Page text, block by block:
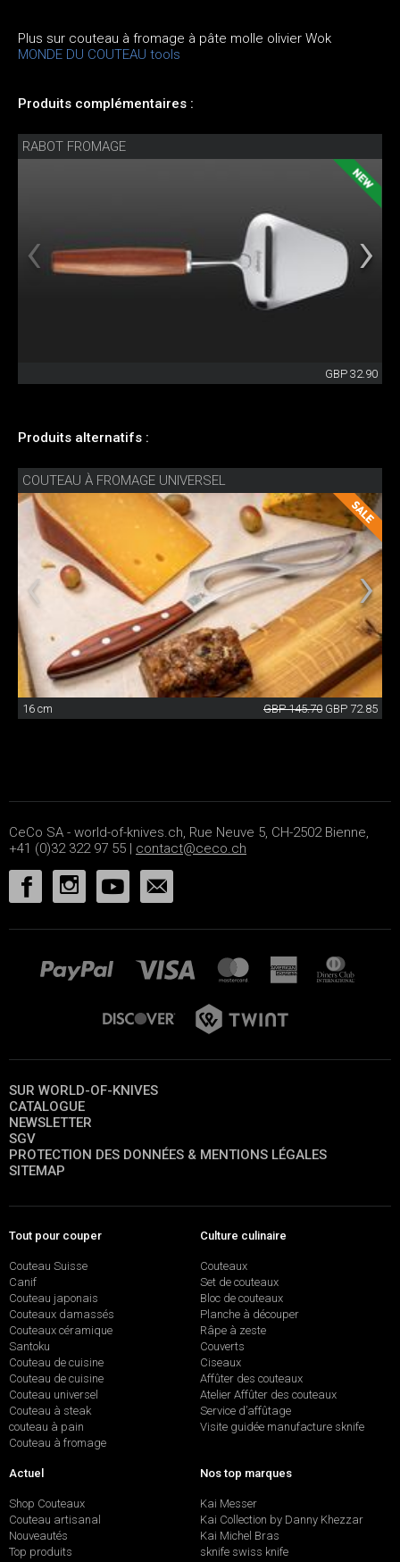
Plus sur couteau à fromage à pâte molle olivier Wok
MONDE DU COUTEAU tools
Produits complémentaires :
RABOT FROMAGE
GBP 32.90
Produits alternatifs :
COUTEAU À FROMAGE UNIVERSEL
16 cm GBP 145.70 GBP 72.85
CeCo SA - world-of-knives.ch, Rue Neuve 5, CH-2502 Bienne,
+41 (0)32 322 97 55 | contact@ceco.ch
SUR WORLD-OF-KNIVES
CATALOGUE
NEWSLETTER
SGV
PROTECTION DES DONNÉES & MENTIONS LÉGALES
SITEMAP
Tout pour couper
Couteau Suisse
Canif
Couteau japonais
Couteaux damassés
Couteaux céramique
Santoku
Couteau de cuisine
Couteau de cuisine
Couteau universel
Couteau à steak
couteau à pain
Couteau à fromage
Culture culinaire
Couteaux
Set de couteaux
Bloc de couteaux
Planche à découper
Râpe à zeste
Couverts
Ciseaux
Affûter des couteaux
Atelier Affûter des couteaux
Service d’affûtage
Visite guidée manufacture sknife
Actuel
Shop Couteaux
Couteau artisanal
Nouveautés
Top produits
Nos top marques
Kai Messer
Kai Collection by Danny Khezzar
Kai Michel Bras
sknife swiss knife